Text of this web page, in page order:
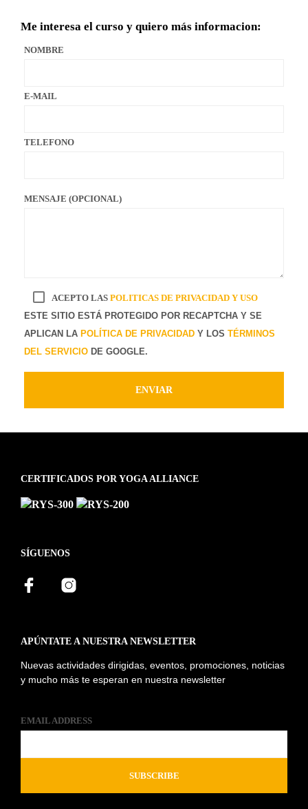
Me interesa el curso y quiero más informacion:
NOMBRE
E-MAIL
TELEFONO
MENSAJE (OPCIONAL)
ACEPTO LAS POLITICAS DE PRIVACIDAD Y USO
ESTE SITIO ESTÁ PROTEGIDO POR RECAPTCHA Y SE
APLICAN LA POLÍTICA DE PRIVACIDAD Y LOS TÉRMINOS
DEL SERVICIO DE GOOGLE.
CERTIFICADOS POR YOGA ALLIANCE
SÍGUENOS
APÚNTATE A NUESTRA NEWSLETTER
Nuevas actividades dirigidas, eventos, promociones, noticias
y mucho más te esperan en nuestra newsletter
EMAIL ADDRESS